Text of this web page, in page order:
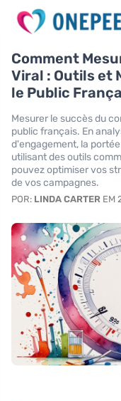
Comment
Viral : Outils et
le Public
Mesurer le succès du
public français. En
d'engagement, la
utilisant des outils
pouvez optimiser vos
de vos campagnes.
POR: LINDA CARTER EM